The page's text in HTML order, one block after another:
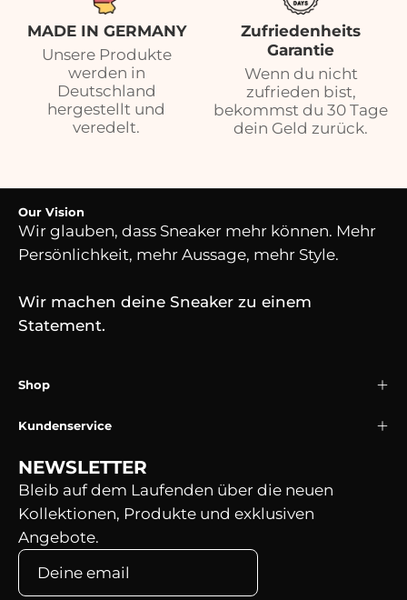
MADE IN GERMANY
Unsere Produkte
werden in
Deutschland
hergestellt und
veredelt.
Zufriedenheits
Garantie
Wenn du nicht
zufrieden bist,
bekommst du 30 Tage
dein Geld zurück.
Our Vision
Wir glauben, dass Sneaker mehr können. Mehr
Persönlichkeit, mehr Aussage, mehr Style.
Wir machen deine Sneaker zu einem
Statement.
Shop
Kundenservice
NEWSLETTER
Bleib auf dem Laufenden über die neuen
Kollektionen, Produkte und exklusiven
Angebote.